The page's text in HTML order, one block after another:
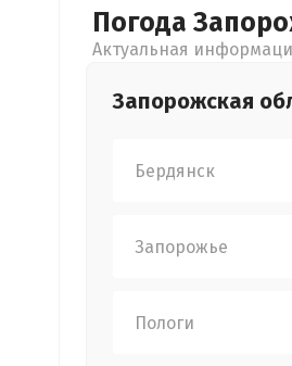
Погода
Актуальная
Запорожская
Бердянск
Запорожье
Пологи